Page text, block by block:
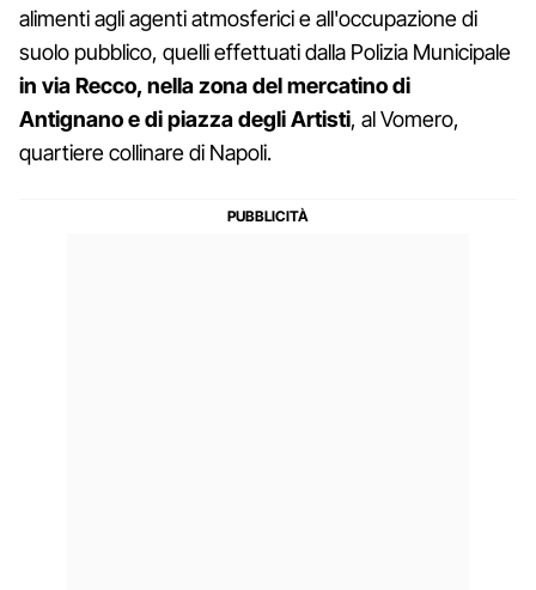
alimenti agli agenti atmosferici e all'occupazione di
suolo pubblico, quelli effettuati dalla Polizia Municipale
in via Recco, nella zona del mercatino di
Antignano e di piazza degli Artisti, al Vomero,
quartiere collinare di Napoli.